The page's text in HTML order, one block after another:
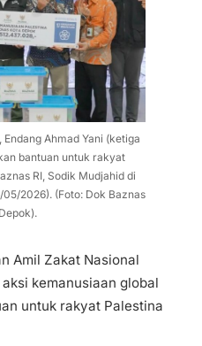
Ahmad Yani (ketiga
bantuan untuk rakyat
RI, Sodik Mudjahid di
2026). (Foto: Dok Baznas
Amil Zakat Nasional
kemanusiaan global
untuk rakyat Palestina